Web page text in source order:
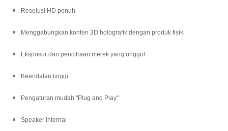
Resolusi HD penuh
Menggabungkan konten 3D holografik dengan produk fisik
Eksposur dan pencitraan merek yang unggul
Keandalan tinggi
Pengaturan mudah "Plug and Play"
Speaker internal